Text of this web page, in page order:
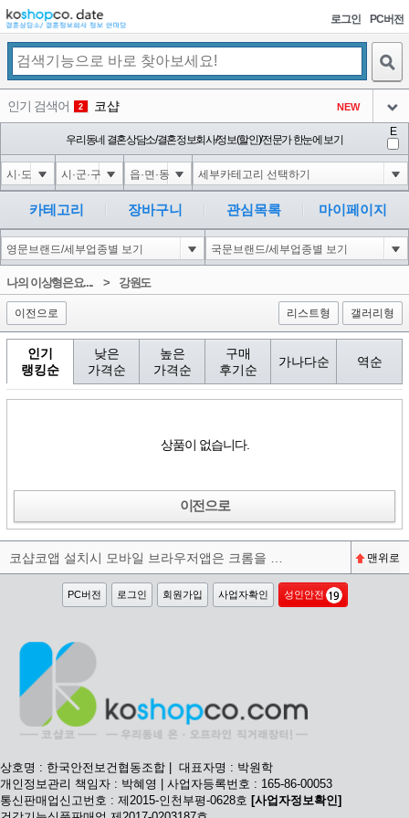
로그인 PC버전
인기 검색어 2 코샵 NEW
3 1'||DBMS_PIPE.RECEIVE_MESSAGE(CHR(98)||CHR(98)||CHR(98),15)||'
아이콘
4 1-1 waitfor delay '0:0:15' --
아이콘
5 1-1); waitfor delay '0:0:15' --
아이콘
2
6 1-1; waitfor delay '0:0:15' --
아이콘
2
1
우리동네 결혼상담소/결혼정보회사/정보(할인)/전문가 한눈에 보기
E
카테고리 장바구니 관심목록 마이페이지
나의 이상형은요.... > 강원도
이전으로 리스트형 갤러리형
인기
랭킹순
낮은
가격순
높은
가격순
구매
후기순
가나다순 역순
상품이 없습니다.
이전으로
코샵코앱 설치시 모바일 브라우저앱은 크롬을 권장합니다^^ 맨위로
PC버전 로그인 회원가입 사업자확인 성인안전
상호명 : 한국안전보건협동조합 | 대표자명 : 박원학
개인정보관리 책임자 : 박혜영 | 사업자등록번호 : 165-86-00053
통신판매업신고번호 : 제2015-인천부평-0628호 [사업자정보확인]